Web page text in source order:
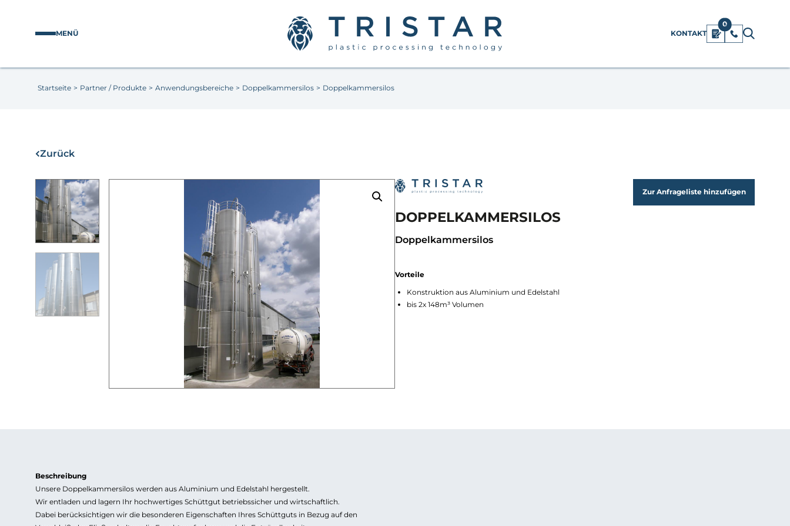
MENÜ KONTAKT
0
Startseite > Partner / Produkte > Anwendungsbereiche > Doppelkammersilos > Doppelkammersilos
Zurück
Zur Anfrageliste hinzufügen
DOPPELKAMMERSILOS
Doppelkammersilos
Vorteile
Konstruktion aus Aluminium und Edelstahl
bis 2x 148m³ Volumen
Beschreibung
Unsere Doppelkammersilos werden aus Aluminium und Edelstahl hergestellt.
Wir entladen und lagern Ihr hochwertiges Schüttgut betriebssicher und wirtschaftlich.
Dabei berücksichtigen wir die besonderen Eigenschaften Ihres Schüttguts in Bezug auf den